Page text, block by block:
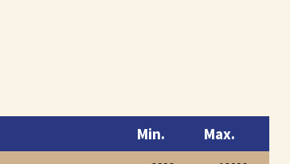
Min. Max.